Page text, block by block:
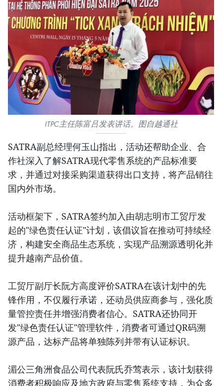
ITPC主任陈富吕发表讲话。图自越通社
SATRA副总经理何玉山指出，活动还帮助企业、合
作社深入了解SATRA现代零售系统的产品标准要
求，并通过对接采购渠道获得出口支持，将产品销往
国内外市场。
活动框架下，SATRA签约加入由胡志明市工贸厅发
起的"绿色责任认证"计划，该倡议旨在推动可持续经
济，构建安全商品生态系统，实现产品溯源透明化并
提升越南产品价值。
工贸厅副厅长阮方高度评价SATRA在该计划中的先
锋作用，不仅履行承诺，还动员供应商参与，强化质
量管控责任并增强消费者信心。SATRA还协同开
发"绿色责任认证"管理软件，消费者可通过QR码溯
源产品，达标产品将单独陈列并带有认证标识。
湄公三角洲食品公司代表阮氏乔莺表示，该计划获得
消费者积极响应及地方政府与零售系统支持，为众多